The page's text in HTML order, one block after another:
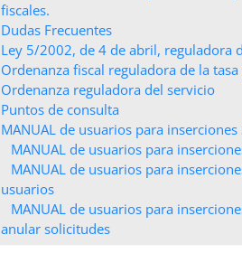
fiscales.
Dudas Frecuentes
Ley 5/2002, de 4 de abril, reguladora
Ordenanza fiscal reguladora de la
Ordenanza reguladora del servicio
Puntos de consulta
MANUAL de usuarios para inserciones
MANUAL de usuarios para
MANUAL de usuarios para
usuarios
MANUAL de usuarios para
anular solicitudes